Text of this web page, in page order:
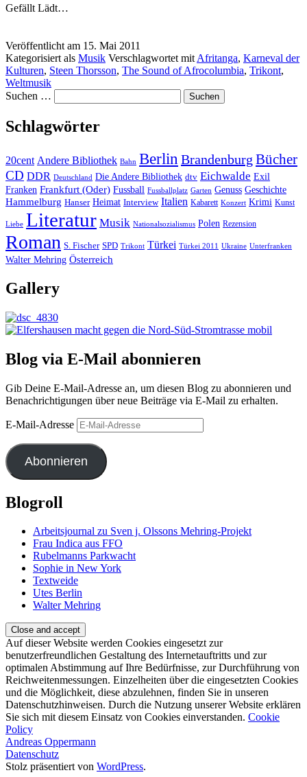
Gefällt Lädt…
Veröffentlicht am 15. Mai 2011
Kategorisiert als Musik Verschlagwortet mit Afritanga, Karneval der
Kulturen, Steen Thorsson, The Sound of Afrocolumbia, Trikont,
Weltmusik
Suchen …
Schlagwörter
20cent Andere Bibliothek Bahn Berlin Brandenburg Bücher
CD DDR Deutschland Die Andere Bibliothek dtv Eichwalde Exil
Franken Frankfurt (Oder) Fussball Fussballplatz Garten Genuss Geschichte
Hammelburg Hanser Heimat Interview Italien Kabarett Konzert Krimi Kunst
Liebe Literatur Musik Nationalsozialismus Polen Rezension
Roman S. Fischer SPD Trikont Türkei Türkei 2011 Ukraine Unterfranken
Walter Mehring Österreich
Gallery
Blog via E-Mail abonnieren
Gib Deine E-Mail-Adresse an, um diesen Blog zu abonnieren und
Benachrichtigungen über neue Beiträge via E-Mail zu erhalten.
E-Mail-Adresse
Abonnieren
Blogroll
Arbeitsjournal zu Sven j. Olssons Mehring-Projekt
Frau Indica aus FFO
Rubelmanns Parkwacht
Sophie in New York
Textweide
Utes Berlin
Walter Mehring
Auf dieser Website werden Cookies eingesetzt zur
benutzerfreundlichen Gestaltung des Internetauftritts und zur
optimalen Abstimmung auf Ihre Bedürfnisse, zur Durchführung von
Reichweitenmessungen. Einzelheiten über die eingesetzten Cookies
und die Möglichkeit, diese abzulehnen, finden Sie in unseren
Datenschutzhinweisen. Durch die Nutzung unserer Website erklären
Sie sich mit diesem Einsatz von Cookies einverstanden. Cookie
Policy
Andreas Oppermann
Datenschutz
Stolz präsentiert von WordPress.